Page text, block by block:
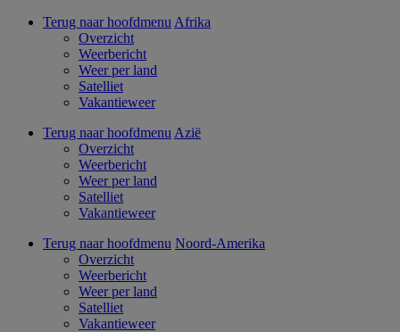
Terug naar hoofdmenu Afrika
Overzicht
Weerbericht
Weer per land
Satelliet
Vakantieweer
Terug naar hoofdmenu Azië
Overzicht
Weerbericht
Weer per land
Satelliet
Vakantieweer
Terug naar hoofdmenu Noord-Amerika
Overzicht
Weerbericht
Weer per land
Satelliet
Vakantieweer